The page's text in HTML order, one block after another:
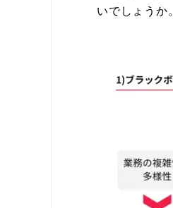
いでしょうか。